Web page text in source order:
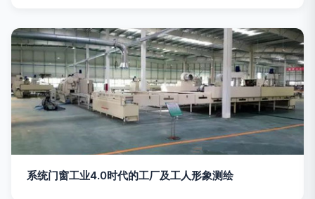
系统门窗工业4.0时代的工厂及工人形象测绘